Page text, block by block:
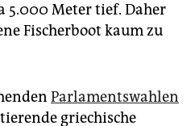
5.000 Meter tief. Daher
Fischerboot kaum zu
Parlamentswahlen
griechische